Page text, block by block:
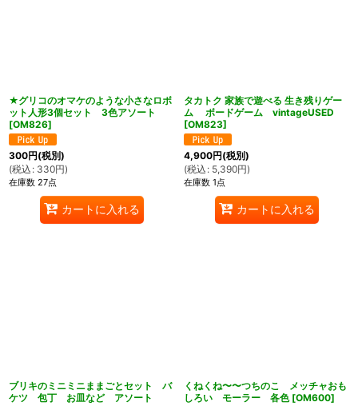
★グリコのオマケのような小さなロボ
ット人形3個セット 3色アソート
[OM826]
300円(税別)
(税込 : 330円)
在庫数 27点
カートに入れる
タカトク 家族で遊べる 生き残りゲー
ム ボードゲーム vintageUSED
[OM823]
4,900円(税別)
(税込 : 5,390円)
在庫数 1点
カートに入れる
ブリキのミニミニままごとセット バ
ケツ 包丁 お皿など アソート
くねくね〜〜つちのこ メッチャおも
しろい モーラー 各色 [OM600]